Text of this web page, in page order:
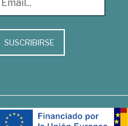
SUSCRIBIRSE